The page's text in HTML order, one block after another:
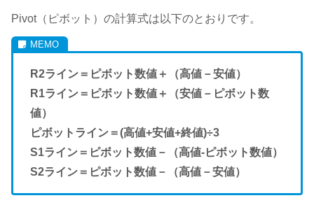
Pivot（ピボット）の計算式は以下のとおりです。
R2ライン＝ピボット数値＋（高値－安値）
R1ライン＝ピボット数値＋（安値－ピボット数
値）
ピボットライン＝(高値+安値+終値)÷3
S1ライン＝ピボット数値－（高値-ピボット数値）
S2ライン＝ピボット数値－（高値－安値）